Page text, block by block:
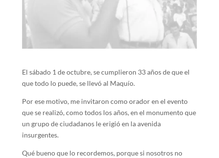
El sábado 1 de octubre, se cumplieron 33 años de que el
que todo lo puede, se llevó al Maquío.
Por ese motivo, me invitaron como orador en el evento
que se realizó, como todos los años, en el monumento que
un grupo de ciudadanos le erigió en la avenida
insurgentes.
Qué bueno que lo recordemos, porque si nosotros no